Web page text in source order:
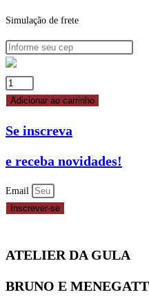
Simulação de frete
ARO
CORTADOR
INOX
-
REF.
AR093
Adicionar ao carrinho
Se inscreva
e receba novidades!
Email
Inscrever-se
ATELIER DA GULA
BRUNO E